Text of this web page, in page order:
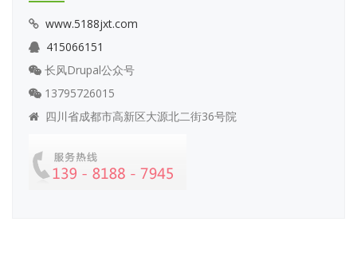
www.5188jxt.com
415066151
长风Drupal公众号
13795726015
四川省成都市高新区大源北二街36号院